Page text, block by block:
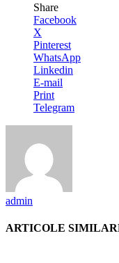
Share
Facebook
X
Pinterest
WhatsApp
Linkedin
E-mail
Print
Telegram
admin
ARTICOLE